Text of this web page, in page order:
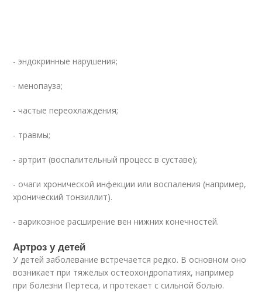
- эндокринные нарушения;
- менопауза;
- частые переохлаждения;
- травмы;
- артрит (воспалительный процесс в суставе);
- очаги хронической инфекции или воспаления (например,
хронический тонзиллит).
- варикозное расширение вен нижних конечностей.
Артроз у детей
У детей заболевание встречается редко. В основном оно
возникает при тяжёлых остеохондропатиях, например
при болезни Пертеса, и протекает с сильной болью.